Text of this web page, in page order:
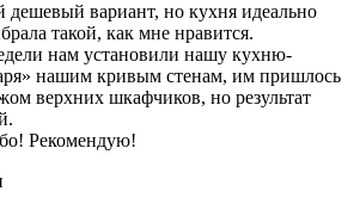
дешевый вариант, но кухня идеально
такой, как мне нравится.
нам установили нашу кухню-
нашим кривым стенам, им пришлось
верхних шкафчиков, но результат
Рекомендую!